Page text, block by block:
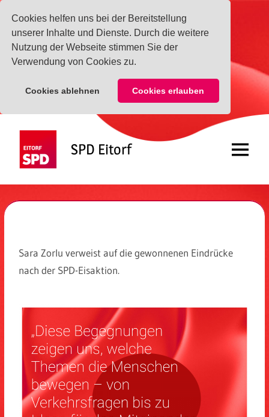
Cookies helfen uns bei der Bereitstellung
unserer Inhalte und Dienste. Durch die weitere
Nutzung der Webseite stimmen Sie der
Verwendung von Cookies zu.
Cookies ablehnen Cookies erlauben
springen
SPD Eitorf Menü
Sara Zorlu verweist auf die gewonnenen Eindrücke
nach der SPD-Eisaktion.